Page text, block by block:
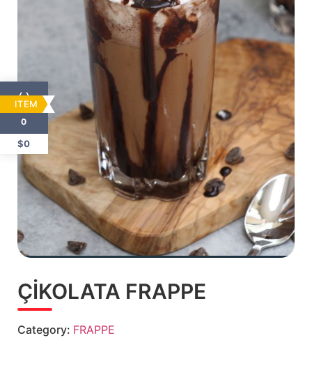
ÇİKOLATA FRAPPE
Category: FRAPPE
0
ITEM
$0